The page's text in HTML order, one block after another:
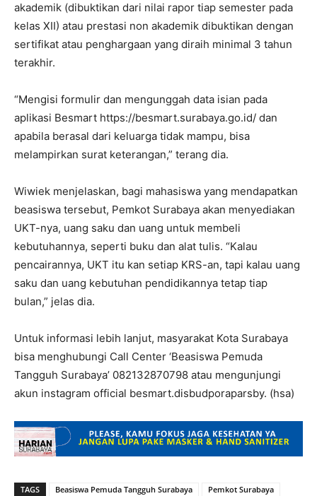
akademik (dibuktikan dari nilai rapor tiap semester pada
kelas XII) atau prestasi non akademik dibuktikan dengan
sertifikat atau penghargaan yang diraih minimal 3 tahun
terakhir.
“Mengisi formulir dan mengunggah data isian pada
aplikasi Besmart https://besmart.surabaya.go.id/ dan
apabila berasal dari keluarga tidak mampu, bisa
melampirkan surat keterangan,” terang dia.
Wiwiek menjelaskan, bagi mahasiswa yang mendapatkan
beasiswa tersebut, Pemkot Surabaya akan menyediakan
UKT-nya, uang saku dan uang untuk membeli
kebutuhannya, seperti buku dan alat tulis. “Kalau
pencairannya, UKT itu kan setiap KRS-an, tapi kalau uang
saku dan uang kebutuhan pendidikannya tetap tiap
bulan,” jelas dia.
Untuk informasi lebih lanjut, masyarakat Kota Surabaya
bisa menghubungi Call Center ‘Beasiswa Pemuda
Tangguh Surabaya’ 082132870798 atau mengunjungi
akun instagram official besmart.disbudporaparsby. (hsa)
TAGS Beasiswa Pemuda Tangguh Surabaya Pemkot Surabaya